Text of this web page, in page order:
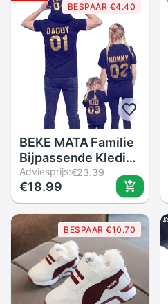
BESPAAR €4.40
BEKE MATA Familie
Bijpassende Kleding
Zomer Brief Print
Familie Look Vader
Moeder Dochter
Zoon T-shirt Set
Familie Kleding
Adviesprijs:€23.39
€18.99
BESPAAR €10.70